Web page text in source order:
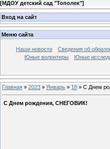
[МДОУ детский сад "Тополек"]
Вход на сайт
Меню сайта
Наши новости Сведения об
Юные волонтеры
Юные
Главная » 2023 » Январь » 18 » С Днем
С Днем рождения, СНЕГОВИК!